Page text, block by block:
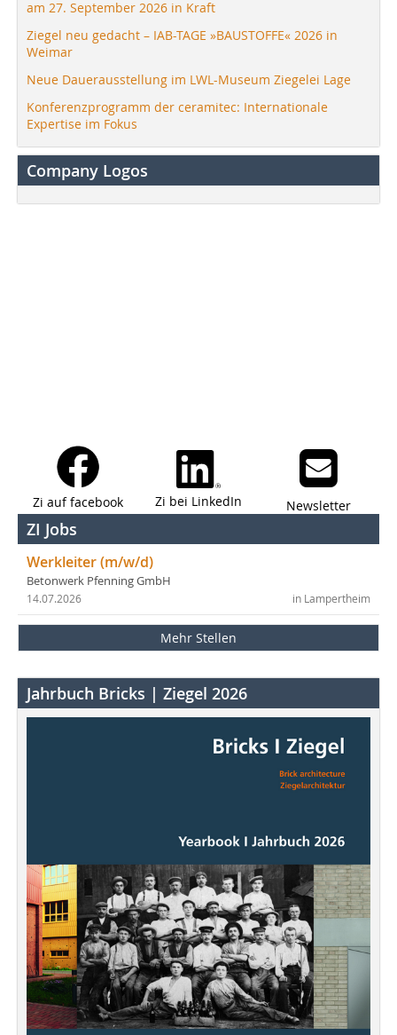
am 27. September 2026 in Kraft
Ziegel neu gedacht – IAB-TAGE »BAUSTOFFE« 2026 in
Weimar
Neue Dauerausstellung im LWL-Museum Ziegelei Lage
Konferenzprogramm der ceramitec: Internationale
Expertise im Fokus
Company Logos
Zi auf facebook Zi bei LinkedIn Newsletter
ZI Jobs
Werkleiter (m/w/d)
Betonwerk Pfenning GmbH
in Lampertheim
14.07.2026
Mehr Stellen
Jahrbuch Bricks | Ziegel 2026